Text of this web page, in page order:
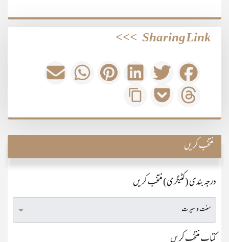
Sharing Link
>>>
منتخب کریں
درجہ بندی (کٹیگری) منتخب کریں